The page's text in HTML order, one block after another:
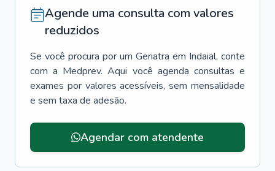
Agende uma consulta com valores
reduzidos
Se você procura por um Geriatra em Indaial, conte
com a Medprev. Aqui você agenda consultas e
exames por valores acessíveis, sem mensalidade
e sem taxa de adesão.
Agendar com atendente